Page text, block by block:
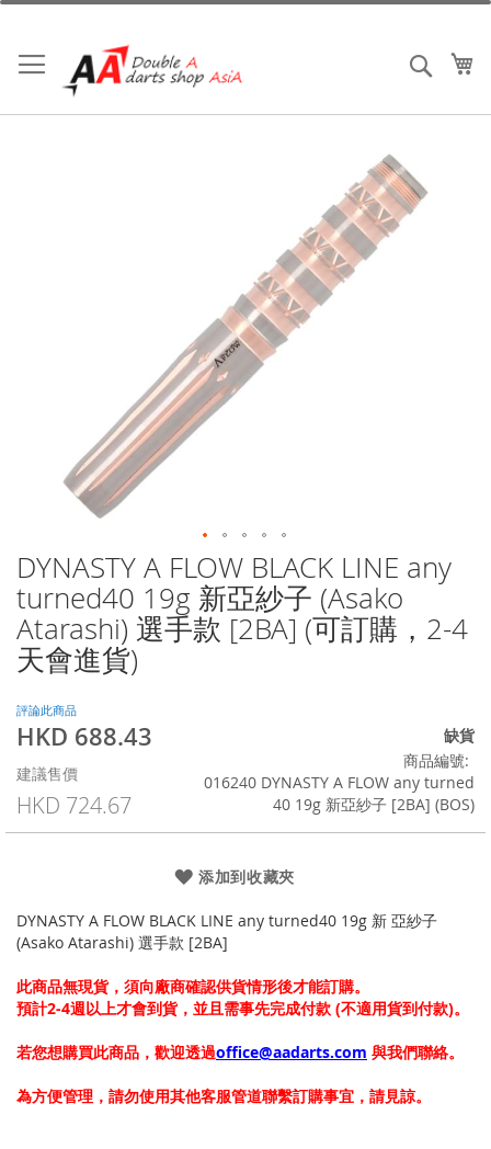
跳
內
容
搜索
DYNASTY A FLOW BLACK LINE any
turned40 19g 新亞紗子 (Asako
Atarashi) 選手款 [2BA] (可訂購，2-4
天會進貨)
評論此商品
特
價
格
HKD 688.43
建議售價
HKD 724.67
缺貨
商品編號
016240 DYNASTY A FLOW any turned
40 19g 新亞紗子 [2BA] (BOS)
添加到收藏夾
DYNASTY A FLOW BLACK LINE any turned40 19g 新 亞紗子
(Asako Atarashi) 選手款 [2BA]
此商品無現貨，須向廠商確認供貨情形後才能訂購。
預計2-4週以上才會到貨，並且需事先完成付款 (不適用貨到付款)。
若您想購買此商品，歡迎透過office@aadarts.com 與我們聯絡。
為方便管理，請勿使用其他客服管道聯繫訂購事宜，請見諒。
Skip
to
the
beginning
of
the
gallery